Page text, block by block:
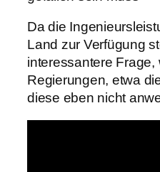
Da die
Land zur Verfügung
interessantere Frage,
Regierungen, etwa
diese eben nicht